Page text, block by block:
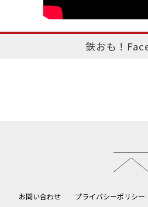
鉄おも！
お問い合わせ プライバシーポリシー